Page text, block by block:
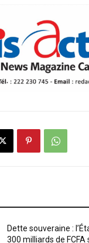
Dette souveraine :
300 milliards de